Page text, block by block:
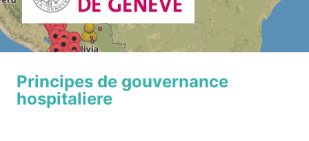
Principes de gouvernance
hospitaliere